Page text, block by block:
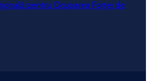
pentru Ocuparea Forței de